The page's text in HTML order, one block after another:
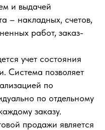
и выдачей
– накладных, счетов,
работ, заказ-
учет состояния
Система позволяет
по
по отдельному
заказу.
продажи является